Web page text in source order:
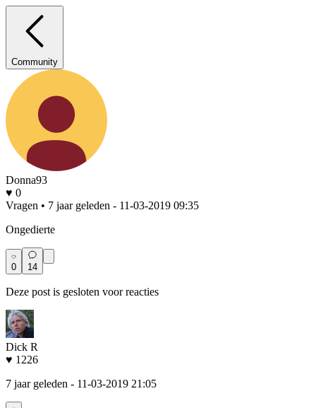
Community
Donna93
♥ 0
Vragen • 7 jaar geleden - 11-03-2019 09:35
Ongedierte
0 14
Deze post is gesloten voor reacties
Dick R
♥ 1226
7 jaar geleden - 11-03-2019 21:05